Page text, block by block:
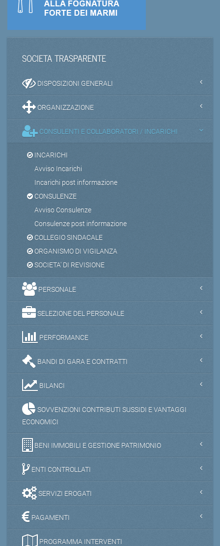
SOCIETA TRASPARENTE
DISPOSIZIONI GENERALI
ORGANIZZAZIONE
CONSULENTI E COLLABORATORI / INCARICHI
INCARICHI
Avviso Incarichi
Incarichi post informazione
CONSULENZE
Avviso Consulenze
Consulenze post informazione
COLLEGIO SINDACALE
ORGANISMO DI VIGILANZA
SOCIETA' DI REVISIONE
PERSONALE
SELEZIONE DEL PERSONALE
PERFORMANCE
BANDI DI GARA E CONTRATTI
BILANCI
SOVVENZIONI CONTRIBUTI SUSSIDI E VANTAGGI
ECONOMICI
BENI IMMOBILI E GESTIONE PATRIMONIO
ENTI CONTROLLATI
SERVIZI EROGATI
PAGAMENTI
PROGRAMMA INTERVENTI